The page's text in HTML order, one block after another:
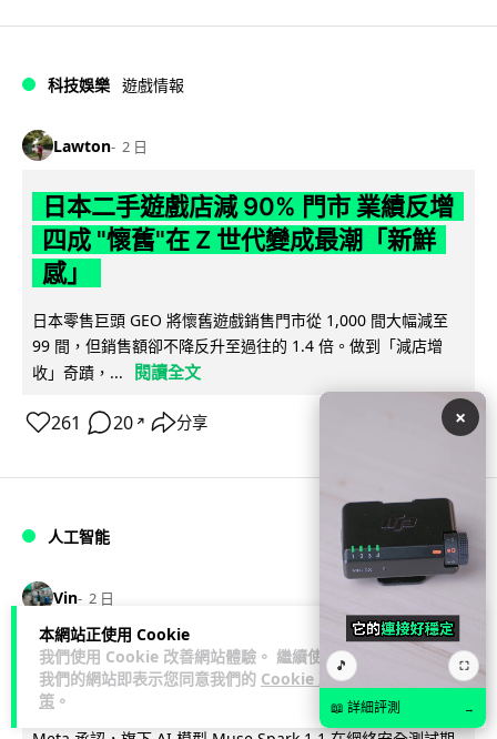
本網站正使用 Cookie
我們使用 Cookie 改善網站體驗。 繼續使用
我們的網站即表示您同意我們的 Cookie 政
策 。
科技娛樂 遊戲情報
Lawton 2 日
日本二手遊戲店減 90% 門市 業績反增
四成 "懷舊"在 Z 世代變成最潮「新鮮
感」
日本零售巨頭 GEO 將懷舊遊戲銷售門市從 1,000 間大幅減至
99 間，但銷售額卻不降反升至過往的 1.4 倍。做到「減店增
收」奇蹟，...
閱讀全文
261 20 ↗ 分享
人工智能
Vin 2 日
Meta AI 模型測試期間入侵他家公司 三
大 AI 巨頭接連曝安全漏洞
×
🎵 ⛶
📖 詳細評測 →